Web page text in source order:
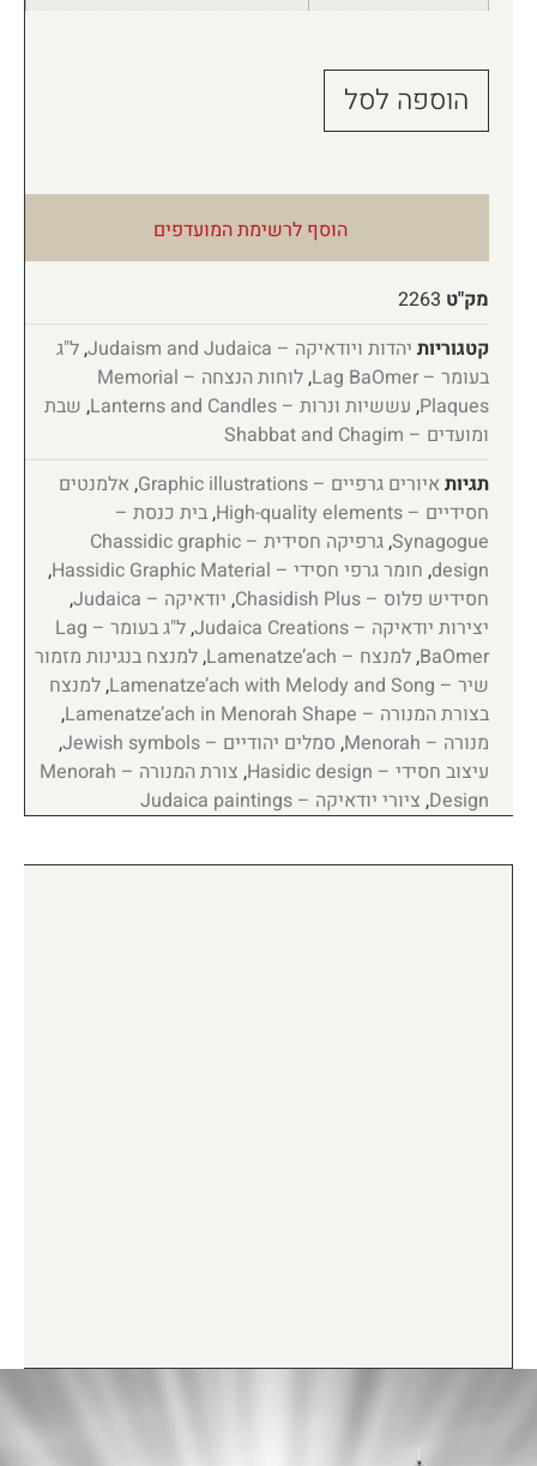
הוספה לסל
הוסף לרשימת המועדפים
מק"ט 2263
קטגוריות יהדות ויודאיקה – Judaism and Judaica ,ל"ג
בעומר – Lag BaOmer
,
לוחות הנצחה – Memorial
Plaques
, עששיות ונרות – Lanterns and Candles , שבת
ומועדים – Shabbat and Chagim
תגיות איורים גרפיים – Graphic illustrations , אלמנטים
חסידיים – High-quality elements
,בית כנסת –
Synagogue
,
גרפיקה חסידית – Chassidic graphic
design
, חומר גרפי חסידי – Hassidic Graphic Material
,
חסידיש פלוס – Chasidish Plus
, יודאיקה – Judaica
,
יצירות יודאיקה – Judaica Creations
,
ל"ג בעומר – Lag
BaOmer
,למנצח – Lamenatze’ach ,למנצח בנגינות מזמור
שיר – Lamenatze’ach with Melody and Song
,למנצח
בצורת המנורה – Lamenatze’ach in Menorah Shape
,
מנורה – Menorah
, סמלים יהודיים – Jewish symbols
,
עיצוב חסידי – Hasidic design
,
צורת המנורה – Menorah
Design
, ציורי יודאיקה – Judaica paintings